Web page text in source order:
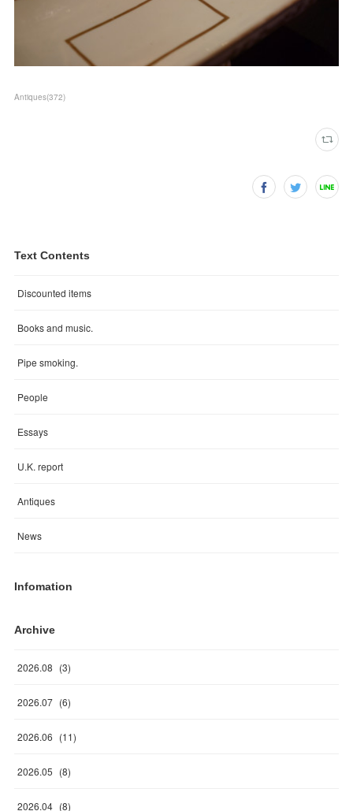
Antiques(372)
Text Contents
Discounted items
Books and music.
Pipe smoking.
People
Essays
U.K. report
Antiques
News
Infomation
Archive
2026.08 (3)
2026.07 (6)
2026.06 (11)
2026.05 (8)
2026.04 (8)